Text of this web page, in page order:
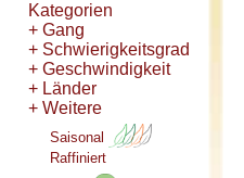
Kategorien
+ Gang
+ Schwierigkeitsgrad
+ Geschwindigkeit
+ Länder
+ Weitere
Saisonal
Raffiniert